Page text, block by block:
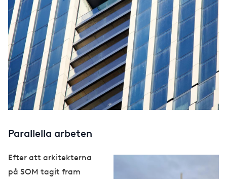
Parallella arbeten
Efter att arkitekterna
på SOM tagit fram